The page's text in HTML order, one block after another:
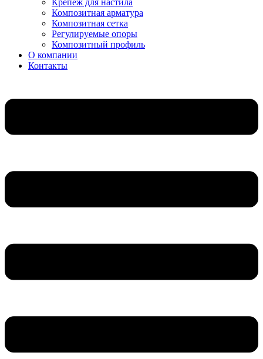
Композитная арматура
Композитная сетка
Регулируемые опоры
Композитный профиль
О компании
Контакты